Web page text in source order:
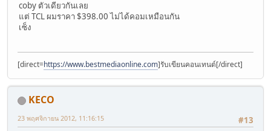
coby ตัวเดียวกันเลย
แต่ TCL ผมราคา $398.00 ไม่ได้คอมเหมือนกัน
เซ็ง
[direct=https://www.bestmediaonline.com]รับเขียนคอนเทนต์[/direct]
KECO
#13
23 พฤศจิกายน 2012, 11:16:15